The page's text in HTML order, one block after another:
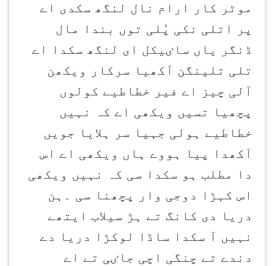
موٹر کار ارام نال لنگھ سکدی اے
پر اتلی نکی پُلی توں بندا مال
ڈنگر یاں ساٸیکل ای لنگھ سکدا اے
تلی تلینگن آکھیا سرکار ویکھن
آلی چیز اے فیر خطاطیے کولوں
پچھیا تسیں ویکھی اے کہ نہیں
خطاطیے ہولی جہیا سر ہلایا جویں
آکھدا پیا ہووے ہاں ویکھی اے اس
دا مطلب ہو سکدا سی کہ نہیں ویکھی
اس کہڑا دوجی وار پچھنا سی ۔ہن
دریا دی کانگ تے ہڑ سیلاب ایتھے
نہیں آ سکدا ساڈا لوکڑا دریا دے
دندے تے چنگی اچی جاٸی تے اے